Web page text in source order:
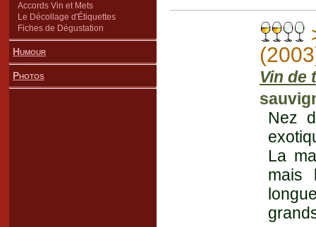
Accords Vin et Mets
Le Décollage d'Étiquettes
Fiches de Dégustation
Humour
Photos
Vin de
Nez
La
mais